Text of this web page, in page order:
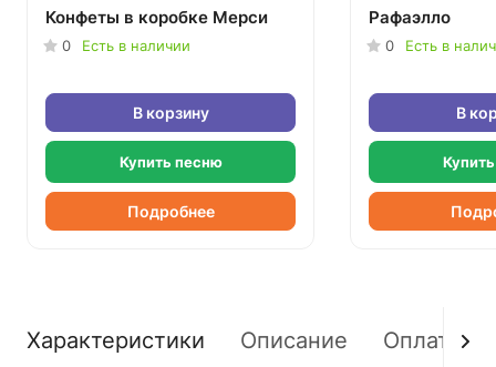
Конфеты в коробке Мерси
0 Есть в наличии
В корзину
Купить песню
Подробнее
Рафаэлло
0 Есть в
В
Характеристики Описание Оплата